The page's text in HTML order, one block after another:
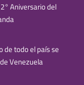
Aniversario del
de todo el país se
Venezuela